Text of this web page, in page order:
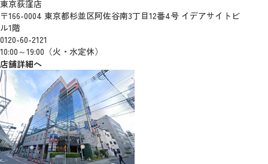
東京荻窪店
〒166-0004 東京都杉並区阿佐谷南3丁目12番4号 イデアサイトビ
ル1階
0120-60-2121
10:00～19:00（火・水定休）
店舗詳細へ